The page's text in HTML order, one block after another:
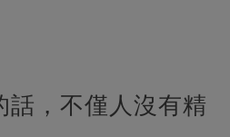
話，不僅人沒有精